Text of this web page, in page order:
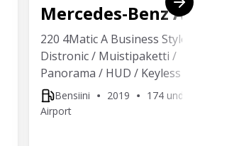
Mercedes-BenzA
220 4Matic A Business Style /
Distronic / Muistipaketti /
Panorama / HUD / Keyless /
Bensiini 2019
174 undefined
Airport